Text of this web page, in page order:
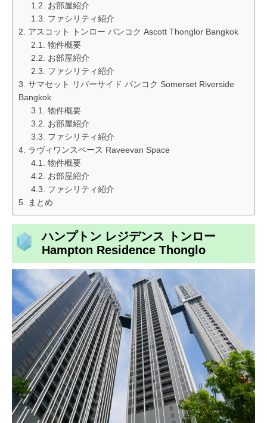
お部屋紹介
ファシリティ紹介
アスコット トンロー バンコク Ascott Thonglor Bangkok
物件概要
お部屋紹介
ファシリティ紹介
サマセット リバーサイド バンコク Somerset Riverside
Bangkok
物件概要
お部屋紹介
ファシリティ紹介
ラヴィワンスペース Raveevan Space
物件概要
お部屋紹介
ファシリティ紹介
まとめ
ハンプトン レジデンス トンロー
Hampton Residence Thonglo